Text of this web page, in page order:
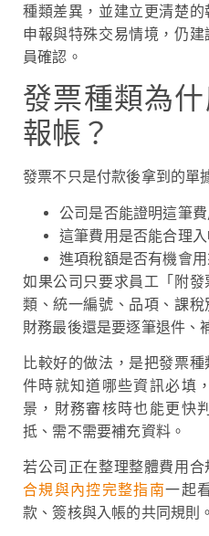
種類差異，並建立更清楚
申報與特殊交易情境，仍
員確認。
發票種類為
報帳？
發票不只是付款後拿到的單
公司是否能證明這筆費
這筆費用是否能合理入
進項稅額是否有機會
如果公司只要求員工「附
類、統一編號、品項、課稅
財務最後還是要逐筆退件、
比較好的做法，是把發票
件時就知道哪些資訊必填
景，財務審核時也能更快
抵、需不需要補充資料。
若公司正在整理整體費用
合規與內控完整指南一起
款、簽核與入帳的共同規則。